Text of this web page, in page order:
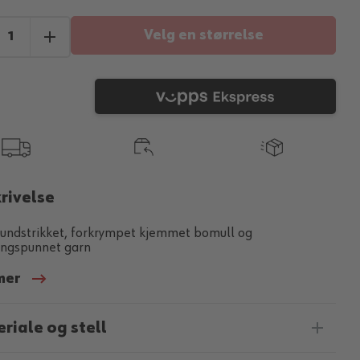
Velg en størrelse
forkrympet kjemmet bomull og
garn
og stell